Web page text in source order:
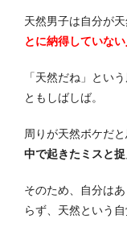
天然男子は自分が天
とに納得していな
「天然だね」とい
ともしばしば。
周りが天然ボケだ
中で起きたミスと
そのため、自分は
らず、天然という